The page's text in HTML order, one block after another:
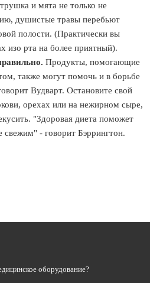
и мята не только не
душистые травы перебьют
полости. (Практически вы
изо рта на более приятный).
Продукты, помогающие
также могут помочь и в борьбе
Вудварт. Остановите свой
орехах или на нежирном сыре,
"Здоровая диета поможет
свежим" - говорит Бэррингтон.
оборудование?